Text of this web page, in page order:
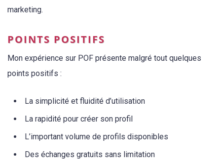
marketing.
POINTS POSITIFS
Mon expérience sur POF présente malgré tout quelques
points positifs :
La simplicité et fluidité d’utilisation
La rapidité pour créer son profil
L’important volume de profils disponibles
Des échanges gratuits sans limitation